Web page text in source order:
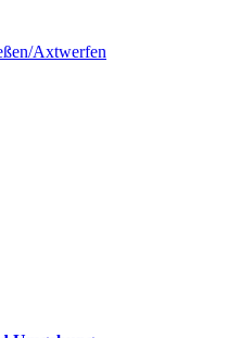
Axtwerfen